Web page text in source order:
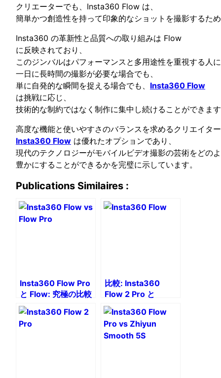
クリエーターでも、Insta360 Flow は、
簡単かつ創造性を持って印象的なショットを撮影するた
Insta360 の革新性と品質への取り組みは Flow
に反映されており、
このジンバルはパフォーマンスと多用途性を重視する人
一日に長時間の撮影が必要な場合でも、
単に自発的な瞬間を捉える場合でも、 Insta360 Flow
は挑戦に応じ、
技術的な制約ではなく制作に集中し続けることができま
高度な機能と使いやすさのバランスを求めるクリエイタ
Insta360 Flow は優れたオプションであり、
現代のテクノロジーがモバイルビデオ撮影の芸術をどの
豊かにすることができるかを完璧に示しています。
Publications Similaires :
Insta360 Flow Pro
と Flow: 究極の比較
比較: Insta360
Flow 2 Pro と
Insta360 Flow Pro